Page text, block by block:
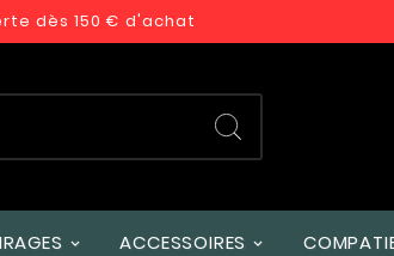
dès 150 € d'achat
ACCESSOIRES